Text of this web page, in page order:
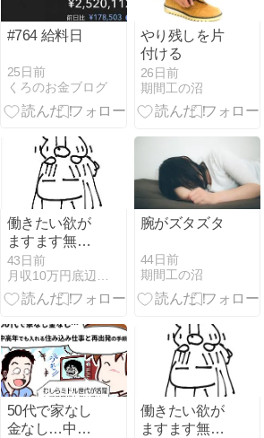
#764 給料日
25日前
くろのお金ブログ
やり残しを片
付ける
26日前
期間工の沼
働きたい欲が
ますます無く
なる
43日前
腕がズタズタ
44日前
期間工の沼
50代で家なし
金なし…中高
働きたい欲が
ますます無く